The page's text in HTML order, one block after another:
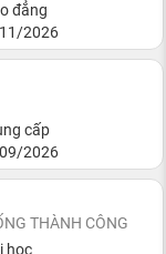
đẳng
2026
cấp
2026
THÀNH CÔNG
học